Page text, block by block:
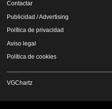
Contactar
Publicidad / Advertising
Política de privacidad
Aviso legal
Política de cookies
VGChartz